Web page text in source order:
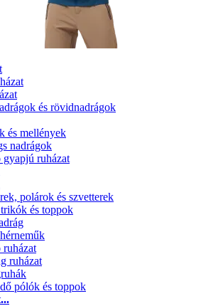
és rövidnadrágok
és mellények
nadrágok
ruházat
polárok és szvetterek
és toppok
ruházat
pólók és toppok